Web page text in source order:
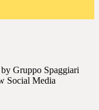
Gruppo Spaggiari
Social Media